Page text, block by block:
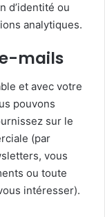
d’identité ou
analytiques.
mails
et avec votre
pouvons
sur le
(par
vous
ou toute
intéresser).